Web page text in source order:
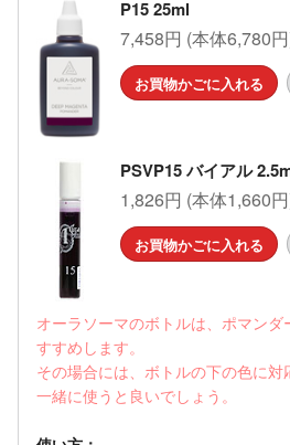
P15 25ml
7,458円 (本体6,780
お買物かごに入れる
PSVP15 バイアル
1,826円 (本体1,660
お買物かごに入れる
オーラソーマのボトルは、ポマン
すすめします。
その場合には、ボトルの下の色に
一緒に使うと良いでしょう。